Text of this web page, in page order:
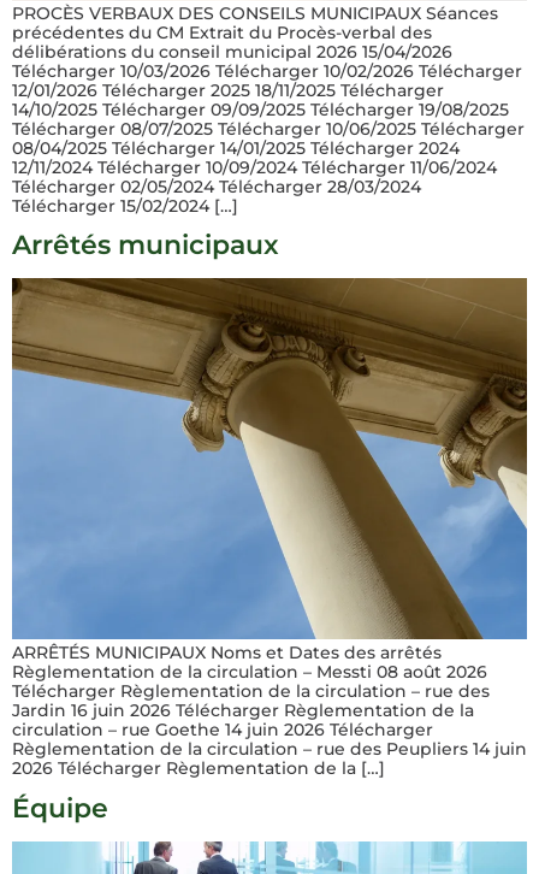
PROCÈS VERBAUX DES CONSEILS MUNICIPAUX Séances
précédentes du CM Extrait du Procès-verbal des
délibérations du conseil municipal 2026 15/04/2026
Télécharger 10/03/2026 Télécharger 10/02/2026 Télécharger
12/01/2026 Télécharger 2025 18/11/2025 Télécharger
14/10/2025 Télécharger 09/09/2025 Télécharger 19/08/2025
Télécharger 08/07/2025 Télécharger 10/06/2025 Télécharger
08/04/2025 Télécharger 14/01/2025 Télécharger 2024
12/11/2024 Télécharger 10/09/2024 Télécharger 11/06/2024
Télécharger 02/05/2024 Télécharger 28/03/2024
Télécharger 15/02/2024 […]
Arrêtés municipaux
ARRÊTÉS MUNICIPAUX Noms et Dates des arrêtés
Règlementation de la circulation – Messti 08 août 2026
Télécharger Règlementation de la circulation – rue des
Jardin 16 juin 2026 Télécharger Règlementation de la
circulation – rue Goethe 14 juin 2026 Télécharger
Règlementation de la circulation – rue des Peupliers 14 juin
2026 Télécharger Règlementation de la […]
Équipe